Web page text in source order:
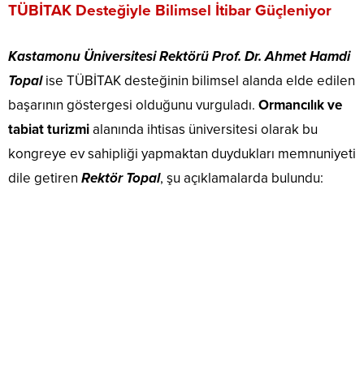
TÜBİTAK Desteğiyle Bilimsel İtibar Güçleniyor
Kastamonu Üniversitesi Rektörü Prof. Dr. Ahmet Hamdi
Topalise TÜBİTAK desteğinin bilimsel alanda elde edilen
başarının göstergesi olduğunu vurguladı. Ormancılık ve
tabiat turizmialanında ihtisas üniversitesi olarak bu
kongreye ev sahipliği yapmaktan duydukları memnuniyeti
dile getiren Rektör Topal, şu açıklamalarda bulundu: